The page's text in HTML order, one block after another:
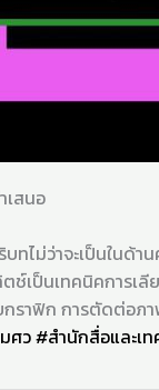
เสนอ
บทไม่ว่าจะเป็นในด้
ช์เป็นเทคนิคการเ
ราฟิก การตัดต่อภ
ศว#สำนักสื่อและเ